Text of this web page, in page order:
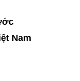
Nam